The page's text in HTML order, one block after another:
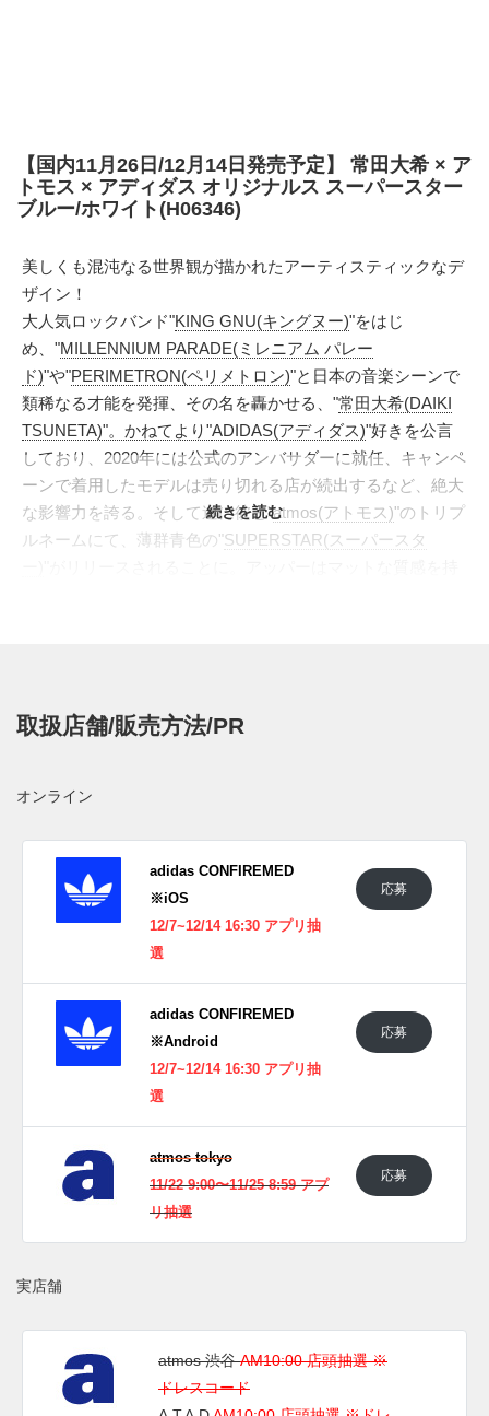
【国内11月26日/12月14日発売予定】 常田大希 × ア
トモス × アディダス オリジナルス スーパースター
ブルー/ホワイト(H06346)
美しくも混沌なる世界観が描かれたアーティスティックなデ
ザイン！
大人気ロックバンド"KING GNU(キングヌー)"をはじ
め、"MILLENNIUM PARADE(ミレニアム パレー
ド)"や"PERIMETRON(ペリメトロン)"と日本の音楽シーンで
類稀なる才能を発揮、その名を轟かせる、"常田大希(DAIKI
TSUNETA)"。かねてより"ADIDAS(アディダス)"好きを公言
しており、2020年には公式のアンバサダーに就任、キャンペ
ーンで着用したモデルは売り切れる店が続出するなど、絶大
な影響力を誇る。そして遂に彼と"atmos(アトモス)"のトリプ
ルネームにて、薄群青色の"SUPERSTAR(スーパースタ
ソールに採用。また取り外し可能なインソールには、"アト
日本国内では2022年11月26日に発売予定。価格は14,300円
UPDATE
日本国内では2022年12月14日にADIDAS COMFIRMEDアプ
ウォーズのTwitter やFacebookなどで報告したい。
続きを読む
取扱店舗/販売方法/PR
オンライン
adidas CONFIREMED
※iOS
12/7~12/14 16:30 アプリ抽
選
応募
adidas CONFIREMED
※Android
12/7~12/14 16:30 アプリ抽
選
応募
atmos tokyo
11/22 9:00〜11/25 8:59 アプ
リ抽選
応募
実店舗
atmos 渋谷AM10:00 店頭抽選 ※
ドレスコード